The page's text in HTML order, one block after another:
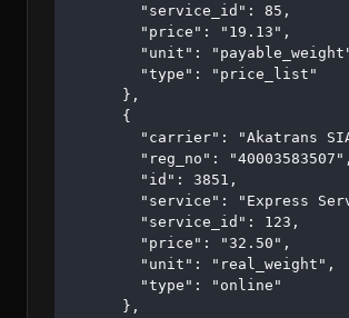
        "service_id": 85,
        "price": "19.13",
"unit":
        "type": "price_list"
      },
      {
"carrier": "Akatrans
        "reg_no": "40003583507",
        "id": 3851,
"service": "Express
        "service_id": 123,
        "price": "32.50",
        "unit": "real_weight",
        "type": "online"
      },